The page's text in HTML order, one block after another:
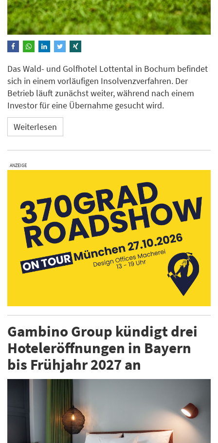
Das Wald- und Golfhotel Lottental in Bochum befindet
sich in einem vorläufigen Insolvenzverfahren. Der
Betrieb läuft zunächst weiter, während nach einem
Investor für eine Übernahme gesucht wird.
Weiterlesen
ANZEIGE
Gambino Group kündigt drei
Hoteleröffnungen in Bayern
bis Frühjahr 2027 an